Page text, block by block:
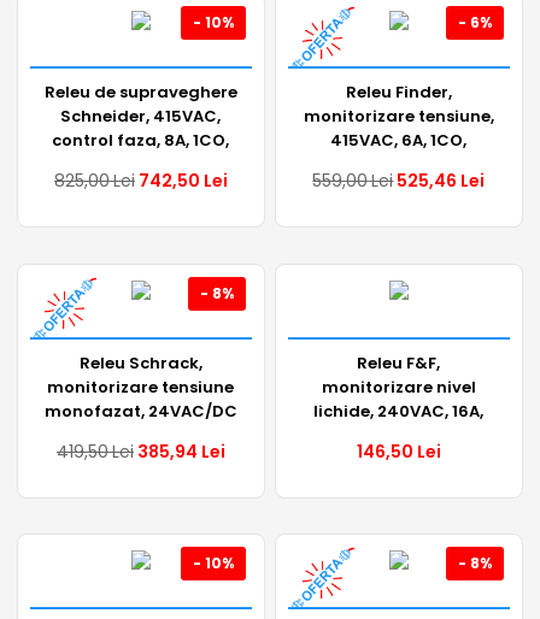
- 10%
Releu de supraveghere
Schneider, 415VAC,
control faza, 8A, 1CO,
825,00Lei 742,50 Lei
- 6%
Releu Finder,
monitorizare tensiune,
415VAC, 6A, 1CO,
559,00Lei525,46 Lei
- 8%
Releu Schrack,
monitorizare tensiune
monofazat, 24VAC/DC
UR5U1011
419,50Lei 385,94 Lei
Releu F&F,
monitorizare nivel
lichide, 240VAC, 16A,
828RC
146,50 Lei
- 10% - 8%